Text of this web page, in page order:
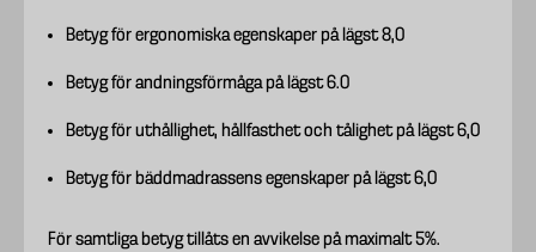
Betyg för ergonomiska egenskaper på lägst 8,0
Betyg för andningsförmåga på lägst 6.0
Betyg för uthållighet, hållfasthet och tålighet på lägst 6,0
Betyg för bäddmadrassens egenskaper på lägst 6,0
För samtliga betyg tillåts en avvikelse på maximalt 5%.